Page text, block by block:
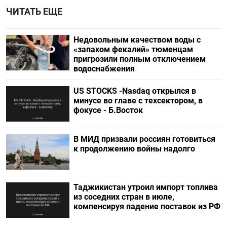
ЧИТАТЬ ЕЩЕ
Недовольным качеством воды с
«запахом фекалий» тюменцам
пригрозили полным отключением
водоснабжения
US STOCKS -Nasdaq открылся в
минусе во главе с техсектором, в
фокусе - Б.Восток
В МИД призвали россиян готовиться
к продолжению войны надолго
Таджикистан утроил импорт топлива
из соседних стран в июле,
компенсируя падение поставок из РФ